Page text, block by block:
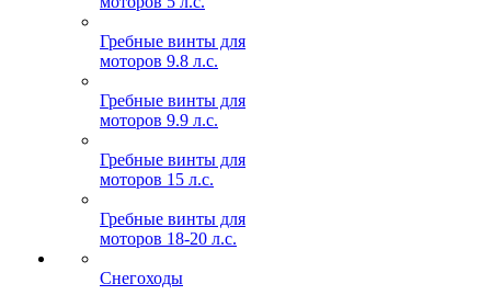
Гребные винты для
моторов 9.8 л.с.
Гребные винты для
моторов 9.9 л.с.
Гребные винты для
моторов 15 л.с.
Гребные винты для
моторов 18-20 л.с.
Снегоходы